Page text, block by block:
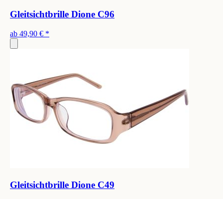
Gleitsichtbrille Dione C96
ab 49,90 € *
Gleitsichtbrille Dione C49